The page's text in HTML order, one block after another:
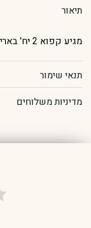
תיאור
מגיע קפוא 2 יח' באריזה.
תנאי שימור
מדיניות משלוחים